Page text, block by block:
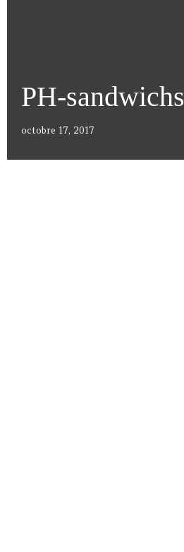
PH-sandwichs
octobre 17, 2017